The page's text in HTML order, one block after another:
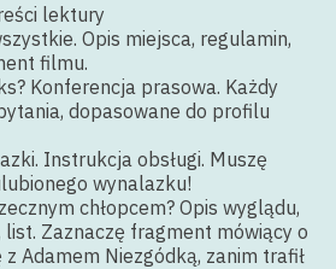
lektury
Opis miejsca, regulamin,
filmu.
Konferencja prasowa. Każdy
dopasowane do profilu
Instrukcja obsługi. Muszę
wynalazku!
chłopcem? Opis wyglądu,
Zaznaczę fragment mówiący o
z Adamem Niezgódką, zanim trafił